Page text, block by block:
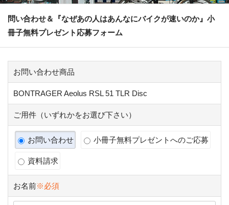
問い合わせ＆『なぜあの人はあんなにバイクが速いのか』小
冊子無料プレゼント応募フォーム
お問い合わせ商品
BONTRAGER Aeolus RSL 51 TLR Disc
ご用件（いずれかをお選び下さい）
お問い合わせ 小冊子無料プレゼントへのご応募
資料請求
お名前※必須